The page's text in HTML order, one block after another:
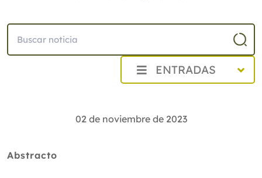
ENTRADAS
2025
02 de noviembre de 2023
Abstracto